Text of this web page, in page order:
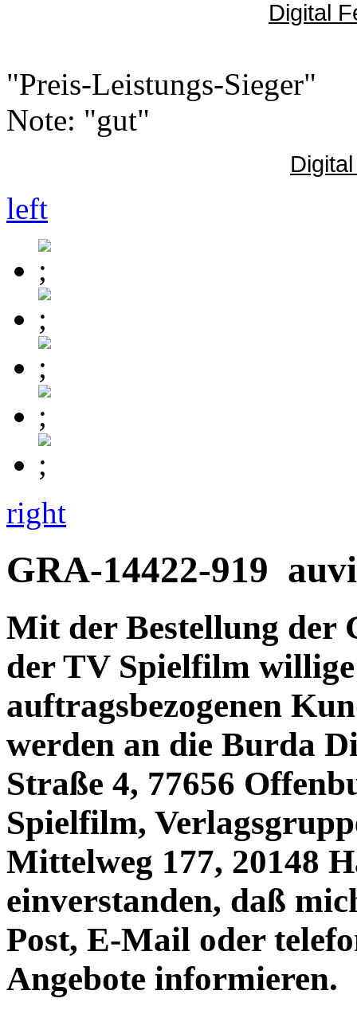
Digital
"Preis-Leistungs-Sieger"
Note: "gut"
left
right
GRA-14422-919
Mit der Bestellung der
der TV Spielfilm
auftragsbezogenen
werden an die Burda
Straße 4, 77656
Spielfilm,
Mittelweg 177, 20148
einverstanden, daß
Post, E-Mail oder
Angebote informieren.